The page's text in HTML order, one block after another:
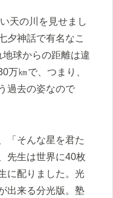
天の川を見せまし
夕神話で有名なこ
球からの距離は違
万㎞で、つまり、
過去の姿なので
「そんな星を君た
先生は世界に40枚
に配りました。光
出来る分光版。塾